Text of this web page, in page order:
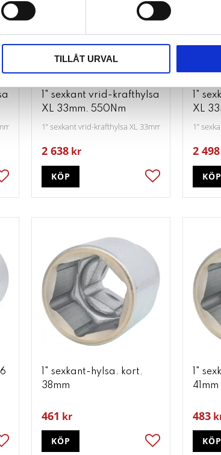
TILLÅT URVAL
600Nm
Lägg till i favoriter
1" sexkant vrid-krafthylsa
XL 33mm. 550Nm
1” sexkant vrid-krafthylsa XL 33mm, 550Nm
2 638 kr
Lägg till i
KÖP
1"
XL
1”
2 498
KÖP
Lägg till i favoriter
1" sexkant-hylsa. kort.
38mm
461 kr
Lägg till i
KÖP
1"
41mm
483
KÖP